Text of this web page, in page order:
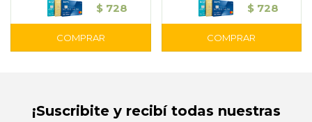
$ 728
$ 728
¡Suscribite y recibí todas nuestras